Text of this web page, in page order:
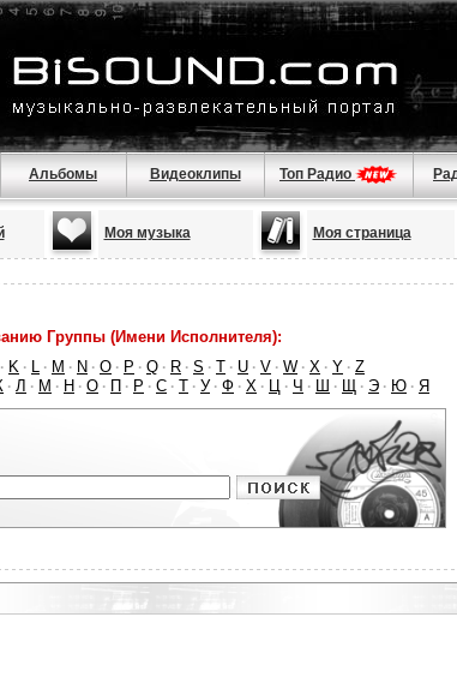
Альбомы Видеоклипы Топ Радио
Моя музыка Моя страница
Группы (Имени Исполнителя):
· K · L · M · N · O · P · Q · R · S · T · U · V · W · X · Y · Z
· Л · М · Н · О · П · Р · С · Т · У · Ф · Х · Ц · Ч · Ш · Щ · Э · Ю · Я